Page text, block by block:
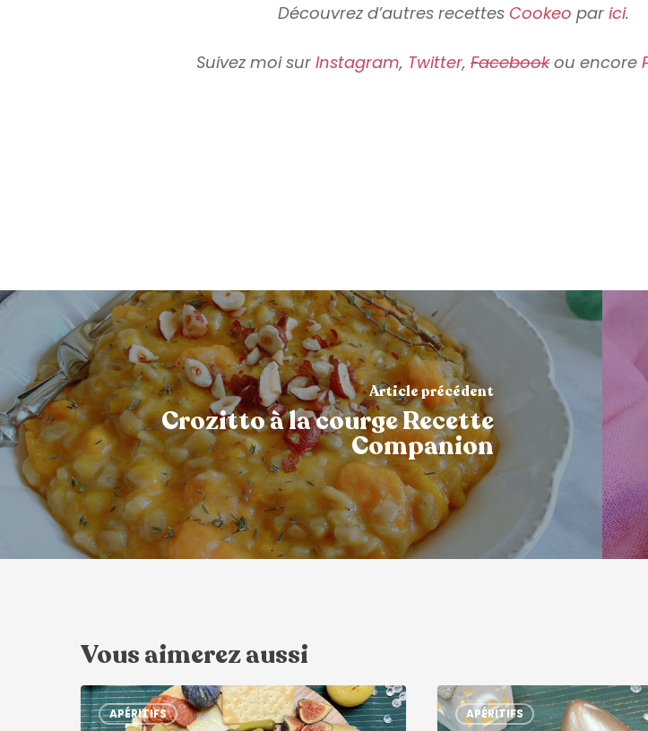
Découvrez d’autres recettes Cookeo parici.
Suivez moi surInstagram, Twitter,Facebookou encore
Article précédent
Crozitto à la courge Recette
Companion
Vous aimerez aussi
APÉRITIFS APÉRITIFS